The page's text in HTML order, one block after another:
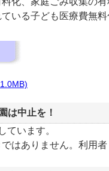
いる子ども医療費無料
は中止を！
います。
はありません。利用